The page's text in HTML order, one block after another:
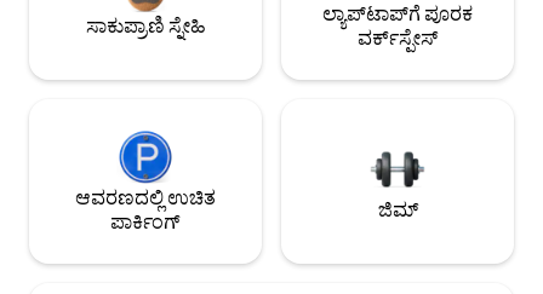
ಸಾಕುಪ್ರಾಣಿ ಸ್ನೇಹಿ
ಲ್ಯಾಪ್‌ಟಾಪ್‌ಗೆ ಪೂರಕ
ವರ್ಕ್‌ಸ್ಪೇಸ್
ಆವರಣದಲ್ಲಿ ಉಚಿತ
ಪಾರ್ಕಿಂಗ್
ಜಿಮ್